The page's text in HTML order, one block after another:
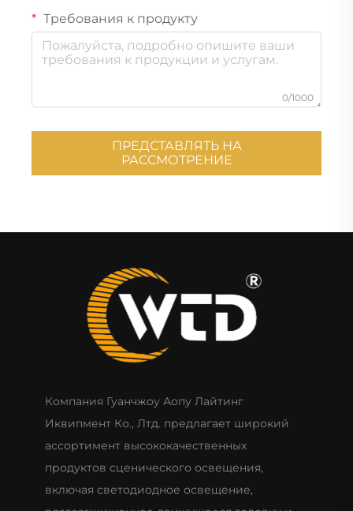
Требования к продукту
0/1000
ПРЕДСТАВЛЯТЬ НА
РАССМОТРЕНИЕ
Компания Гуанчжоу Аопу Лайтинг
Иквипмент Ко., Лтд. предлагает широкий
ассортимент высококачественных
продуктов сценического освещения,
включая светодиодное освещение,